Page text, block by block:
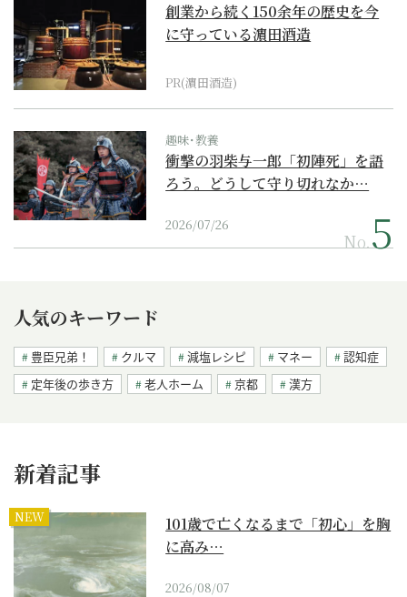
創業から続く150余年の歴史を今
に守っている濵田酒造
PR(濵田酒造)
趣味･教養
衝撃の羽柴与一郎「初陣死」を語
ろう。どうして守り切れなか…
2026/07/26
No.
人気のキーワード
豊臣兄弟！ クルマ 減塩レシピ マネー
認知症
定年後の歩き方
老人ホーム 京都 漢方
新着記事
NEW
101歳で亡くなるまで「初心」を胸
に高み…
2026/08/07